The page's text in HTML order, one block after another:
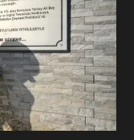
BAHARATI